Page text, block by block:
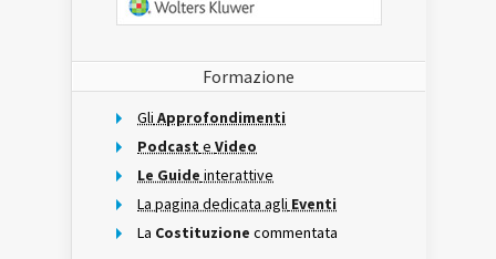
Formazione
Gli Approfondimenti
Podcast e Video
Le Guide interattive
La pagina dedicata agli Eventi
La Costituzione commentata